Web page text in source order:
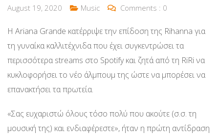
August 19, 2020 Music Comments : 0
Η Ariana Grande κατέρριψε την επίδοση της Rihanna για
τη γυναίκα καλλιτέχνιδα που έχει συγκεντρώσει τα
περισσότερα streams στο Spotify και ζητά από τη RiRi να
κυκλοφορήσει το νέο άλμπουμ της ώστε να μπορέσει να
επανακτήσει τα πρωτεία.
«Σας ευχαριστώ όλους τόσο πολύ που ακούτε (σ.σ. τη
μουσική της) και ενδιαφέρεστε», ήταν η πρώτη αντίδραση